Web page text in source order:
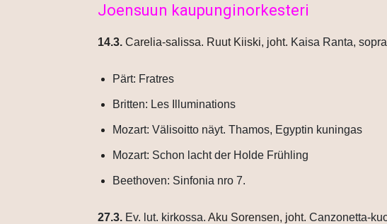
Joensuun kaupunginorkesteri
14.3. Carelia-salissa. Ruut Kiiski, joht. Kaisa Ranta,
Pärt: Fratres
Britten: Les Illuminations
Mozart: Välisoitto näyt. Thamos, Egyptin kuningas
Mozart: Schon lacht der Holde Frühling
Beethoven: Sinfonia nro 7.
27.3. Ev. lut. kirkossa. Aku Sorensen, joht. Canzonetta-